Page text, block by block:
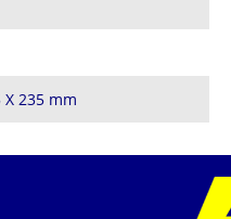
X 235 mm